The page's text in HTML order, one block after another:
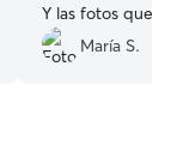
Y las fotos que
estaba muy
Repetiría sin
María S.